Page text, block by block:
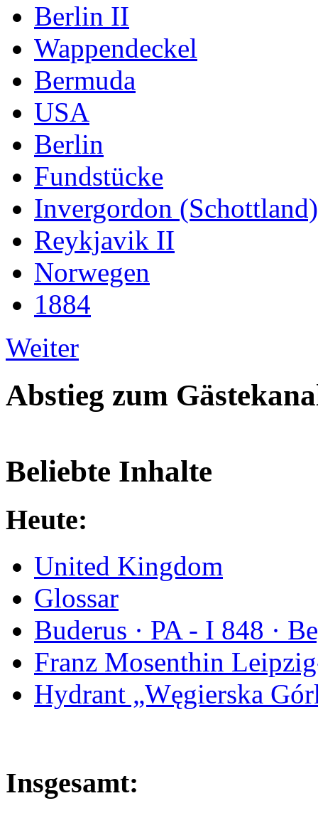
Berlin II
Wappendeckel
Bermuda
USA
Berlin
Fundstücke
Invergordon (Schottland)
Reykjavik II
Norwegen
1884
Weiter
Abstieg zum
Beliebte Inhalte
Heute:
United Kingdom
Glossar
Buderus · PA - I 848 ·
Franz Mosenthin
Hydrant „Węgierska
Insgesamt: